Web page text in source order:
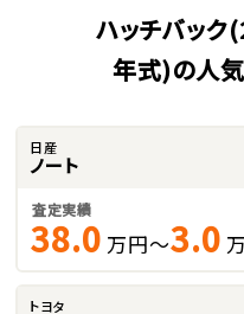
ハッチバッ
年式)の人
日産
ノート
査定実績
38.0 万円～3.0
トヨタ